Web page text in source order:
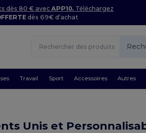
dès 80 € avecAPP10. Téléchargez
dès 69€ d'achat
Travail Sport Accessoires Autres
Unis et